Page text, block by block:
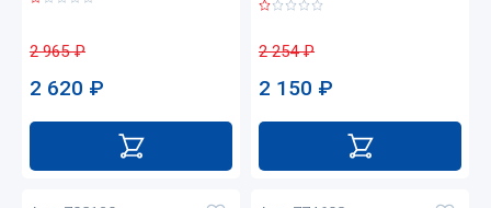
2 965₽
2 620 ₽
2 254₽
2 150 ₽